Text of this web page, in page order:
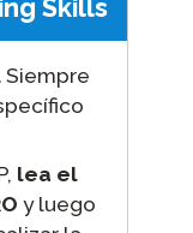
Skills
Siempre
lea el
y luego